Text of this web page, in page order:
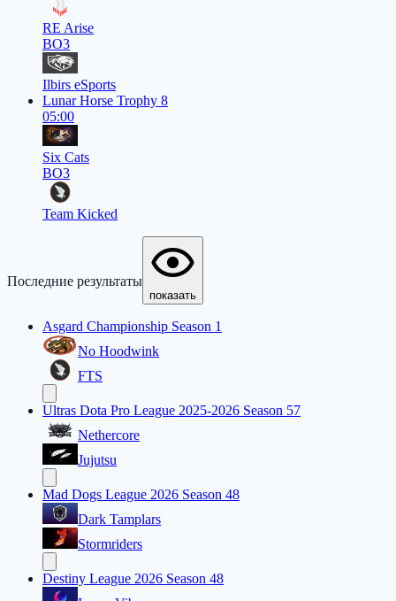
RE Arise
BO3
Ilbirs eSports
Lunar Horse Trophy 8
05:00
Six Cats
BO3
Team Kicked
Последние результаты
показать
Asgard Championship Season 1
No Hoodwink
FTS
Ultras Dota Pro League 2025-2026 Season 57
Nethercore
Jujutsu
Mad Dogs League 2026 Season 48
Dark Tamplars
Stormriders
Destiny League 2026 Season 48